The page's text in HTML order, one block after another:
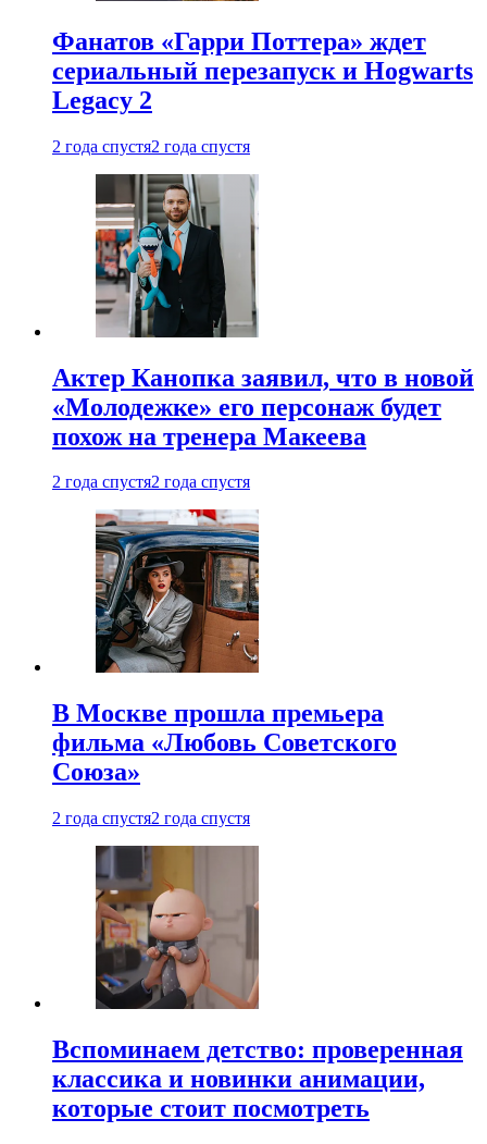
Фанатов «Гарри Поттера» ждет
сериальный перезапуск и Hogwarts
Legacy 2
2 года спустя2 года спустя
Актер Канопка заявил, что в новой
«Молодежке» его персонаж будет
похож на тренера Макеева
2 года спустя2 года спустя
В Москве прошла премьера
фильма «Любовь Советского
Союза»
2 года спустя2 года спустя
Вспоминаем детство: проверенная
классика и новинки анимации,
которые стоит посмотреть